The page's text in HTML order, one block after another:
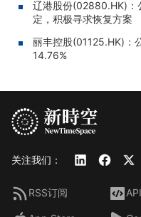
辽港股份(02880.HK)：
定，积极寻求恢复方案
丽丰控股(01125.HK)：
14.76%
关注我们：
RSS订阅